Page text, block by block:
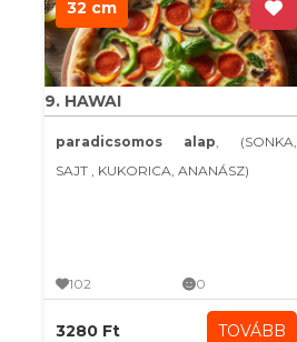
32 cm
9. HAWAI
paradicsomos alap, (SONKA,
SAJT , KUKORICA, ANANÁSZ)
102 0
3280 Ft TOVÁBB